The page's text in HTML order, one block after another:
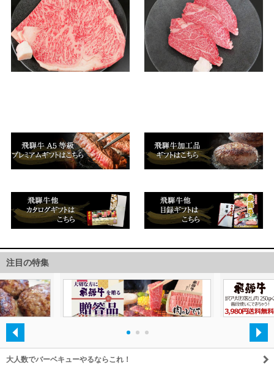
注目の特集
大人数でバーベキューやるならこれ！